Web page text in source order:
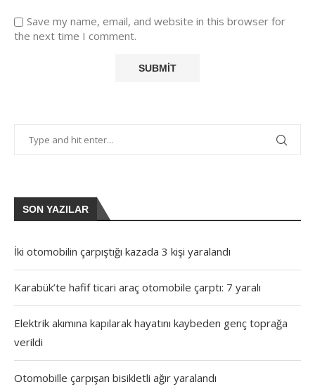
Save my name, email, and website in this browser for
the next time I comment.
SON YAZILAR
İki otomobilin çarpıştığı kazada 3 kişi yaralandı
Karabük’te hafif ticari araç otomobile çarptı: 7 yaralı
Elektrik akımına kapılarak hayatını kaybeden genç toprağa
verildi
Otomobille çarpışan bisikletli ağır yaralandı